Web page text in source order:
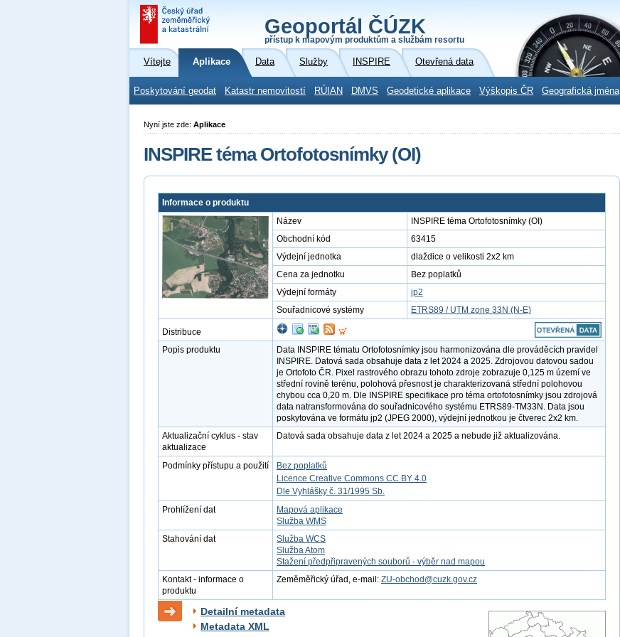
Geoportál ČÚZK
přístup k mapovým produktům a službám resortu
Vítejte Aplikace Data Služby INSPIRE Otevřená data
Poskytování geodat Katastr nemovitostí RÚIAN DMVS Geodetické aplikace Výškopis ČR Geografická jména
Nyní jste zde: Aplikace
INSPIRE téma Ortofotosnímky (OI)
Informace o produktu
Název
INSPIRE téma Ortofotosnímky (OI)
Obchodní kód
63415
Výdejní jednotka
dlaždice o velikosti 2x2 km
Cena za jednotku
Bez poplatků
Výdejní formáty
jp2
Souřadnicové systémy
ETRS89 / UTM zone 33N (N-E)
Distribuce
Popis produktu
Data INSPIRE tématu Ortofotosnímky jsou harmonizována dle prováděcích pravidel
INSPIRE. Datová sada obsahuje data z let 2024 a 2025. Zdrojovou datovou sadou
je Ortofoto ČR. Pixel rastrového obrazu tohoto zdroje zobrazuje 0,125 m území ve
střední rovině terénu, polohová přesnost je charakterizovaná střední polohovou
chybou cca 0,20 m. Dle INSPIRE specifikace pro téma ortofotosnímky jsou zdrojová
data natransformována do souřadnicového systému ETRS89-TM33N. Data jsou
poskytována ve formátu jp2 (JPEG 2000), výdejní jednotkou je čtverec 2x2 km.
Aktualizační cyklus - stav
aktualizace
Datová sada obsahuje data z let 2024 a 2025 a nebude již aktualizována.
Podmínky přístupu a použití
Bez poplatků
Licence Creative Commons CC BY 4.0
Dle Vyhlášky č. 31/1995 Sb.
Prohlížení dat
Mapová aplikace
Služba WMS
Stahování dat
Služba WCS
Služba Atom
Stažení předpřipravených souborů - výběr nad mapou
Kontakt - informace o
produktu
Zeměměřický úřad, e-mail: ZU-obchod@cuzk.gov.cz
Detailní metadata
Metadata XML